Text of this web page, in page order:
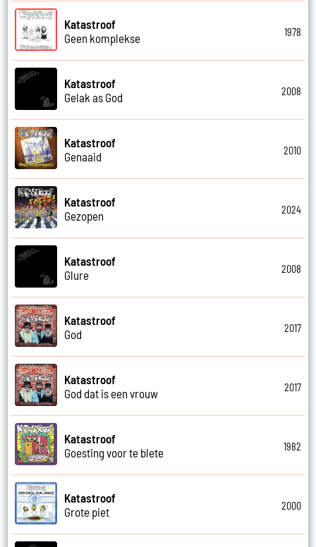
Katastroof
Geen komplekse
1978
Katastroof
Gelak as God
2008
Katastroof
Genaaid
2010
Katastroof
Gezopen
2024
Katastroof
Glure
2008
Katastroof
God
2017
Katastroof
God dat is een vrouw
2017
Katastroof
Goesting voor te blete
1982
Katastroof
Grote piet
2000